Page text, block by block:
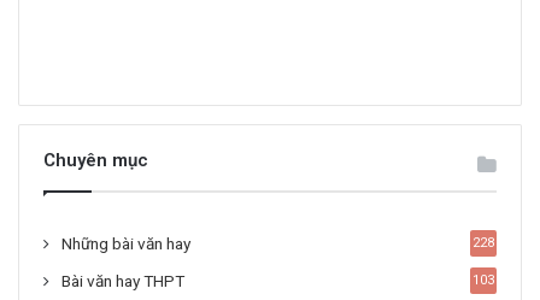
Chuyên mục
Những bài văn hay 228
Bài văn hay THPT 103